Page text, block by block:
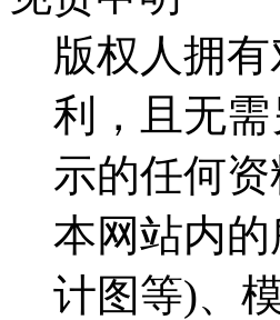
版权人拥
利，且无
示的任何
本网站内
计图等)、